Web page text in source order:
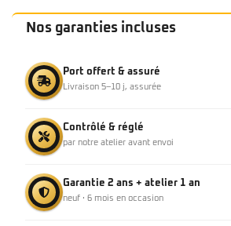
Nos garanties incluses
Port offert & assuré
Livraison 5–10 j, assurée
Contrôlé & réglé
par notre atelier avant envoi
Garantie 2 ans + atelier 1 an
neuf · 6 mois en occasion